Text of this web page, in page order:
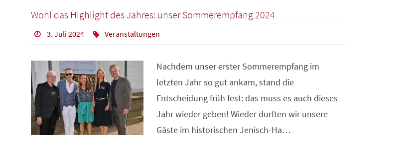
Wohl das Highlight des Jahres: unser Sommerempfang 2024
3. Juli 2024 Veranstaltungen
Nachdem unser erster Sommerempfang im
letzten Jahr so gut ankam, stand die
Entscheidung früh fest: das muss es auch dieses
Jahr wieder geben! Wieder durften wir unsere
Gäste im historischen Jenisch-Ha…